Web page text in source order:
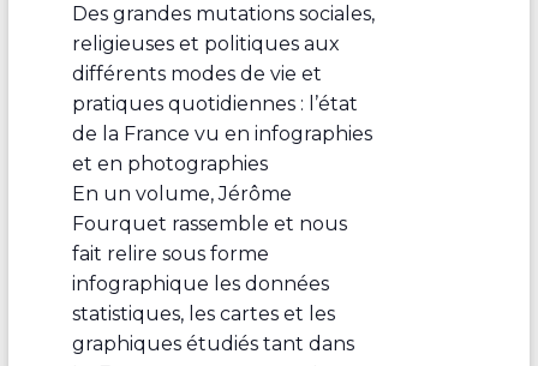
Des grandes mutations sociales,
religieuses et politiques aux
différents modes de vie et
pratiques quotidiennes : l’état
de la France vu en infographies
et en photographies
En un volume, Jérôme
Fourquet rassemble et nous
fait relire sous forme
infographique les données
statistiques, les cartes et les
graphiques étudiés tant dans